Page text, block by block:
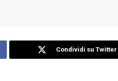
Condividi su Twitter